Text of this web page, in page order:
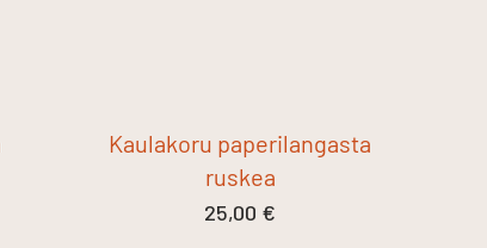
Kaulakoru paperilangasta
ruskea
25,00 €